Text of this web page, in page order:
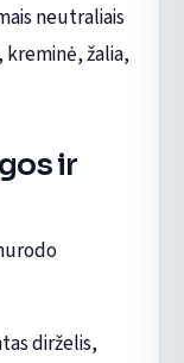
neutraliais
kreminė, žalia,
ir
dirželis,